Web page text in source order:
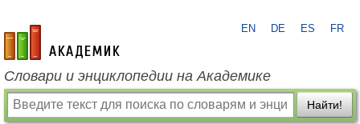
academic.ru
EN DE ES FR
Словари и энциклопедии на Академике
Найти!